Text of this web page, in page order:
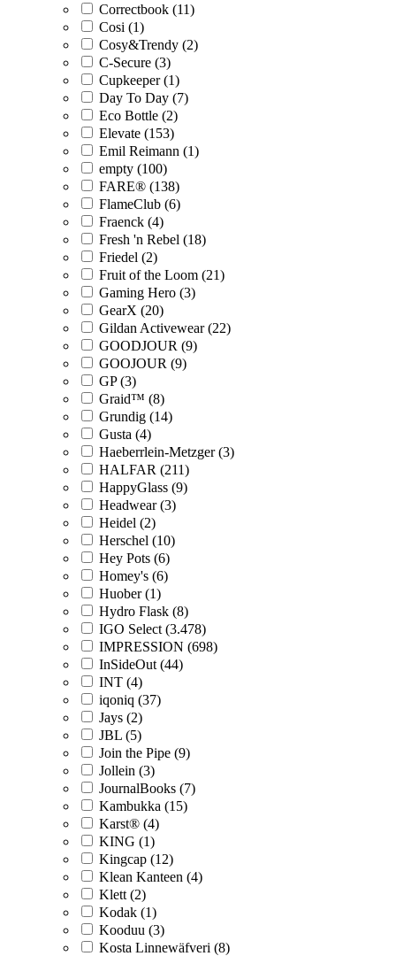
Correctbook (11)
Cosi (1)
Cosy&Trendy (2)
C-Secure (3)
Cupkeeper (1)
Day To Day (7)
Eco Bottle (2)
Elevate (153)
Emil Reimann (1)
empty (100)
FARE® (138)
FlameClub (6)
Fraenck (4)
Fresh 'n Rebel (18)
Friedel (2)
Fruit of the Loom (21)
Gaming Hero (3)
GearX (20)
Gildan Activewear (22)
GOODJOUR (9)
GOOJOUR (9)
GP (3)
Graid™ (8)
Grundig (14)
Gusta (4)
Haeberrlein-Metzger (3)
HALFAR (211)
HappyGlass (9)
Headwear (3)
Heidel (2)
Herschel (10)
Hey Pots (6)
Homey's (6)
Huober (1)
Hydro Flask (8)
IGO Select (3.478)
IMPRESSION (698)
InSideOut (44)
INT (4)
iqoniq (37)
Jays (2)
JBL (5)
Join the Pipe (9)
Jollein (3)
JournalBooks (7)
Kambukka (15)
Karst® (4)
KING (1)
Kingcap (12)
Klean Kanteen (4)
Klett (2)
Kodak (1)
Kooduu (3)
Kosta Linnewäfveri (8)